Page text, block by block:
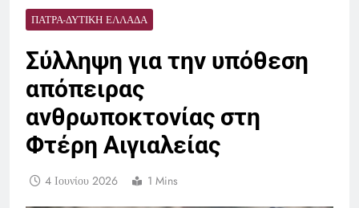
ΠΆΤΡΑ-ΔΥΤΙΚΉ ΕΛΛΆΔΑ
Σύλληψη για την υπόθεση
απόπειρας
ανθρωποκτονίας στη
Φτέρη Αιγιαλείας
4 Ιουνίου 2026 1 Mins